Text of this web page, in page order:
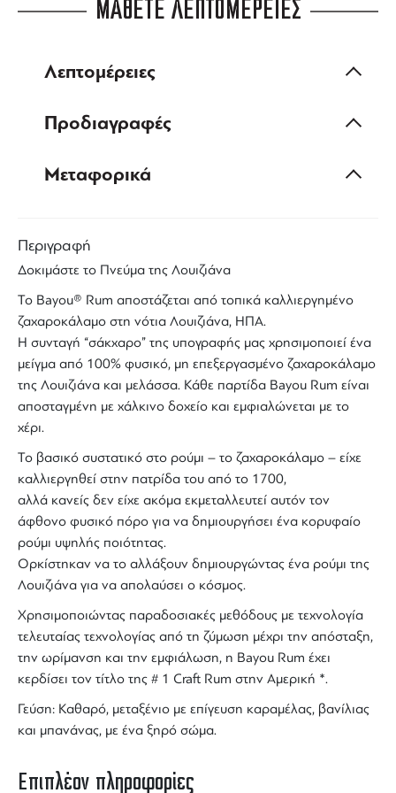
ΜΑΘΕΤΕ ΛΕΠΤΟΜΕΡΕΙΕΣ
Λεπτομέρειες
Προδιαγραφές
Μεταφορικά
Περιγραφή
Δοκιμάστε το Πνεύμα της Λουιζιάνα
Το Bayou® Rum αποστάζεται από τοπικά καλλιεργημένο
ζαχαροκάλαμο στη νότια Λουιζιάνα, ΗΠΑ.
Η συνταγή “σάκχαρο” της υπογραφής μας χρησιμοποιεί ένα
μείγμα από 100% φυσικό, μη επεξεργασμένο ζαχαροκάλαμο
της Λουιζιάνα και μελάσσα. Κάθε παρτίδα Bayou Rum είναι
αποσταγμένη με χάλκινο δοχείο και εμφιαλώνεται με το
χέρι.
Το βασικό συστατικό στο ρούμι – το ζαχαροκάλαμο – είχε
καλλιεργηθεί στην πατρίδα του από το 1700,
αλλά κανείς δεν είχε ακόμα εκμεταλλευτεί αυτόν τον
άφθονο φυσικό πόρο για να δημιουργήσει ένα κορυφαίο
ρούμι υψηλής ποιότητας.
Ορκίστηκαν να το αλλάξουν δημιουργώντας ένα ρούμι της
Λουιζιάνα για να απολαύσει ο κόσμος.
Χρησιμοποιώντας παραδοσιακές μεθόδους με τεχνολογία
τελευταίας τεχνολογίας από τη ζύμωση μέχρι την απόσταξη,
την ωρίμανση και την εμφιάλωση, η Bayou Rum έχει
κερδίσει τον τίτλο της # 1 Craft Rum στην Αμερική *.
Γεύση: Καθαρό, μεταξένιο με επίγευση καραμέλας, βανίλιας
και μπανάνας, με ένα ξηρό σώμα.
Επιπλέον πληροφορίες